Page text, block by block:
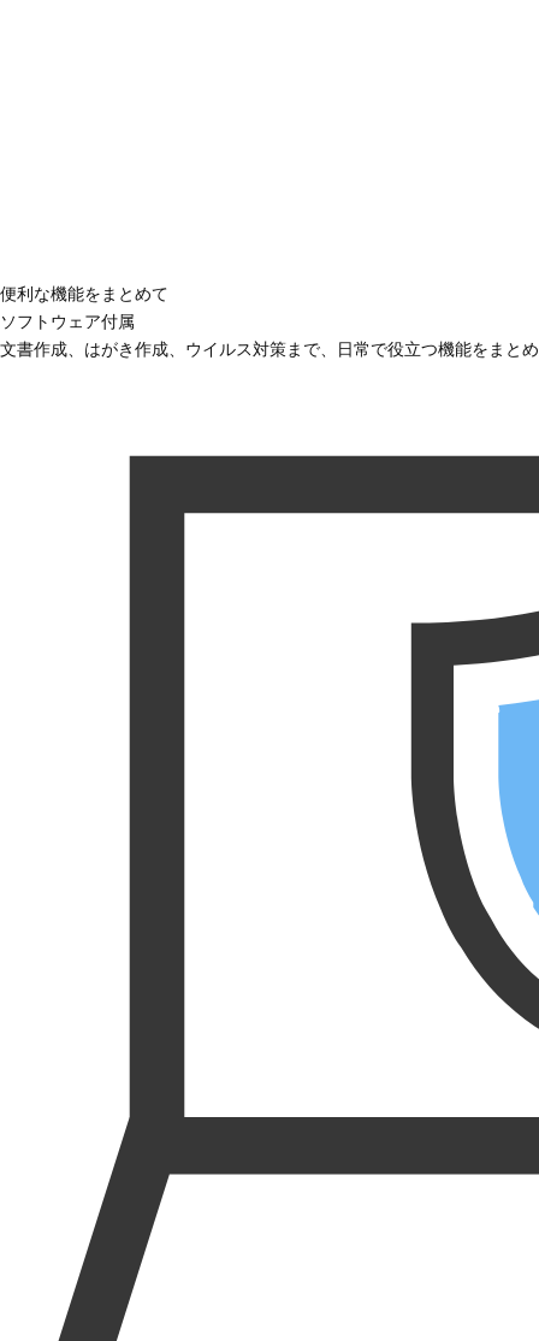
便利な機能をまとめて
ソフトウェア付属
文書作成、はがき作成、ウイルス対策まで、日常で役立つ機能をまと